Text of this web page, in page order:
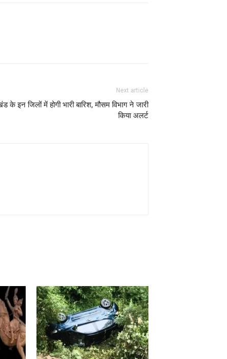
Next article
के इन जिलों में होगी भारी बारिश, मौसम विभाग ने जारी
किया अलर्ट